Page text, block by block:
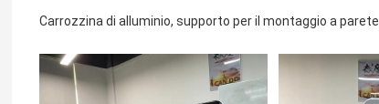
Carrozzina di alluminio, supporto per il montaggio a parete